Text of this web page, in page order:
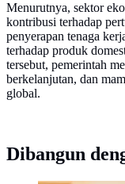
Menurutnya, sektor
kontribusi terhadap
penyerapan tenaga
terhadap produk
tersebut, pemerintah
berkelanjutan, dan
global.
Dibangun